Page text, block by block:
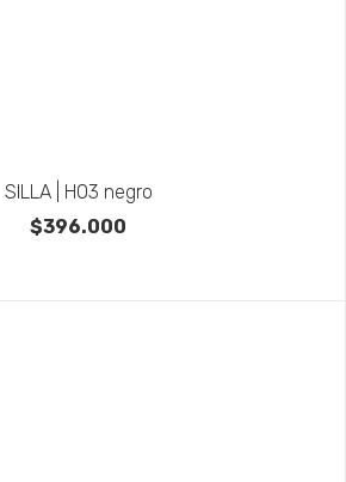
SILLA | H03 negro
$396.000